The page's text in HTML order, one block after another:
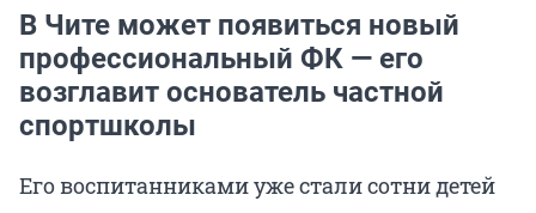
В Чите может появиться новый
профессиональный ФК — его
возглавит основатель частной
спортшколы
Его воспитанниками уже стали сотни детей